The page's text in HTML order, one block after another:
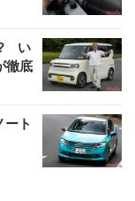
い
徹底
ト